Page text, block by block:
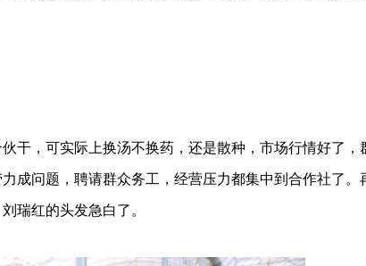
干，可实际上换汤不换药，还是散种，市场行情好了，
成问题，聘请群众务工，经营压力都集中到合作社了。
瑞红的头发急白了。